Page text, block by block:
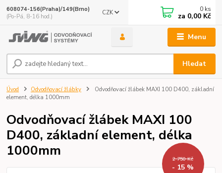
Menu
CZK
Hledat
608074-156(Praha)/149(Brno)
(Po-Pá, 8-16 hod.)
0 ks
za 0,00 Kč
Úvod Odvodňovací žlábky
Odvodňovací žlábek MAXI 100 D400, základní
element, délka 1000mm
Odvodňovací žlábek MAXI 100
D400, základní element, délka
1000mm
2 750 Kč
- 15 %